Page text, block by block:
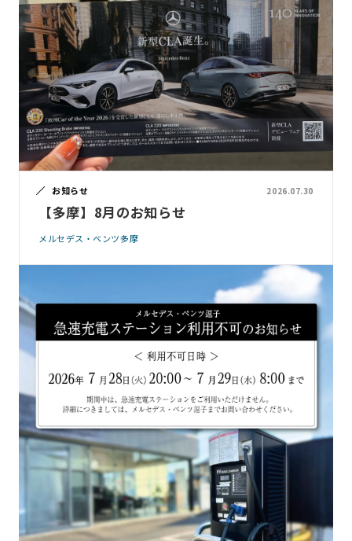
お知らせ 2026.07.30
【多摩】8月のお知らせ
メルセデス・ベンツ多摩